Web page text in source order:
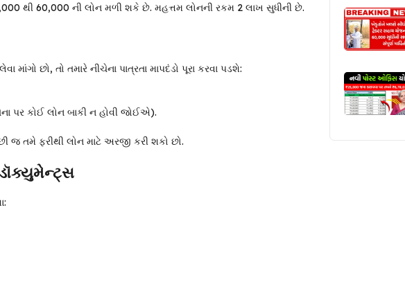
થી ₹60,000 ની લોન મળી શકે છે. મહત્તમ લોનની રકમ ₹2 લાખ સુધીની છે.
માંગો છો, તો તમારે નીચેના પાત્રતા માપદંડો પૂરા કરવા પડશે:
પર કોઈ લોન બાકી ન હોવી જોઈએ).
જ તમે ફરીથી લોન માટે અરજી કરી શકો છો.